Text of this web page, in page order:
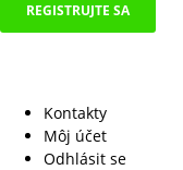
REGISTRUJTE SA
Kontakty
Môj účet
Odhlásit se